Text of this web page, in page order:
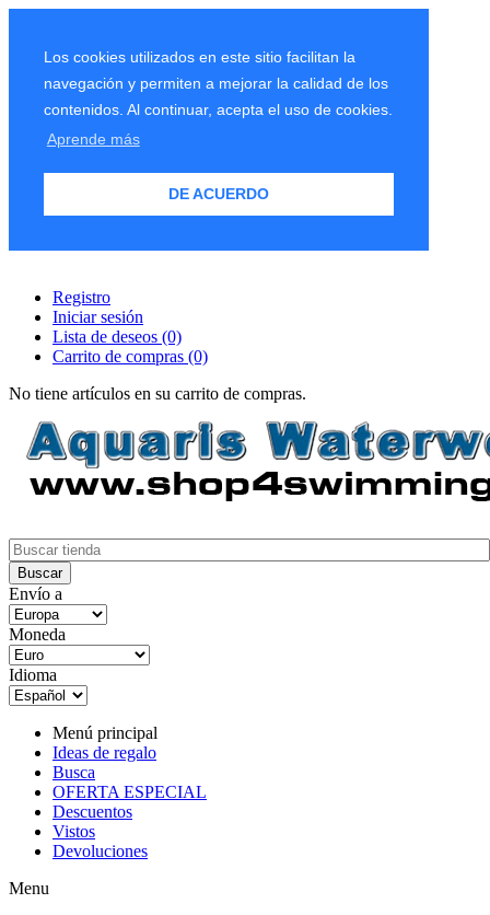
Los cookies utilizados en este sitio facilitan la
navegación y permiten a mejorar la calidad de los
contenidos. Al continuar, acepta el uso de cookies.
Aprende más
DE ACUERDO
Registro
Iniciar sesión
Lista de deseos (0)
Carrito de compras (0)
No tiene artículos en su carrito de compras.
Envío a
Moneda
Idioma
Menú principal
Ideas de regalo
Busca
OFERTA ESPECIAL
Descuentos
Vistos
Devoluciones
Menu